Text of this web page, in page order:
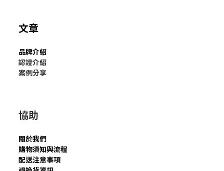
文章
品牌介紹
認證介紹
案例分享
協助
關於我們
購物須知與流程
配送注意事項